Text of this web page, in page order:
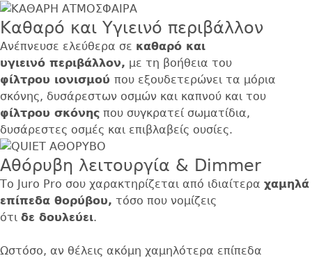
Καθαρό και Υγιεινό περιβάλλον
Ανέπνευσε ελεύθερα σε καθαρό και
υγιεινό περιβάλλον, με τη βοήθεια του
φίλτρου ιονισμού που εξουδετερώνει τα μόρια
σκόνης, δυσάρεστων οσμών και καπνού και του
φίλτρου σκόνης που συγκρατεί σωματίδια,
δυσάρεστες οσμές και επιβλαβείς ουσίες.
Αθόρυβη λειτουργία & Dimmer
Το Juro Pro σου χαρακτηρίζεται από ιδιαίτερα χαμηλά
επίπεδα θορύβου, τόσο που νομίζεις
ότι δε δουλεύει.
Ωστόσο, αν θέλεις ακόμη χαμηλότερα επίπεδα